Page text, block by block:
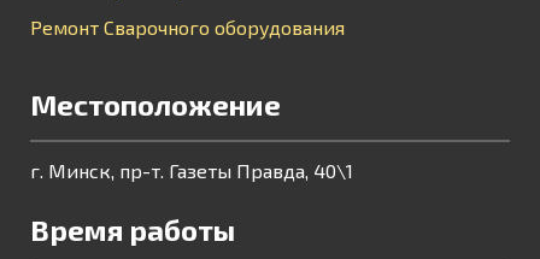
Ремонт Сварочного оборудования
Местоположение
г. Минск, пр-т. Газеты Правда, 40\1
Время работы